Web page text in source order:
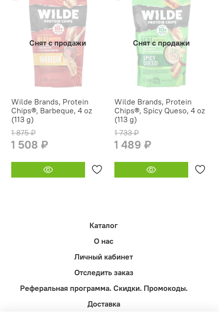
Снят с продажи
Wilde Brands, Protein
Chips®, Barbeque, 4 oz
(113 g)
1 875 ₽
1 508 ₽
Снят с продажи
Wilde Brands, Protein
Chips®, Spicy Queso, 4 oz
(113 g)
1 733 ₽
1 489 ₽
Каталог
О нас
Личный кабинет
Отследить заказ
Реферальная программа. Скидки. Промокоды.
Доставка